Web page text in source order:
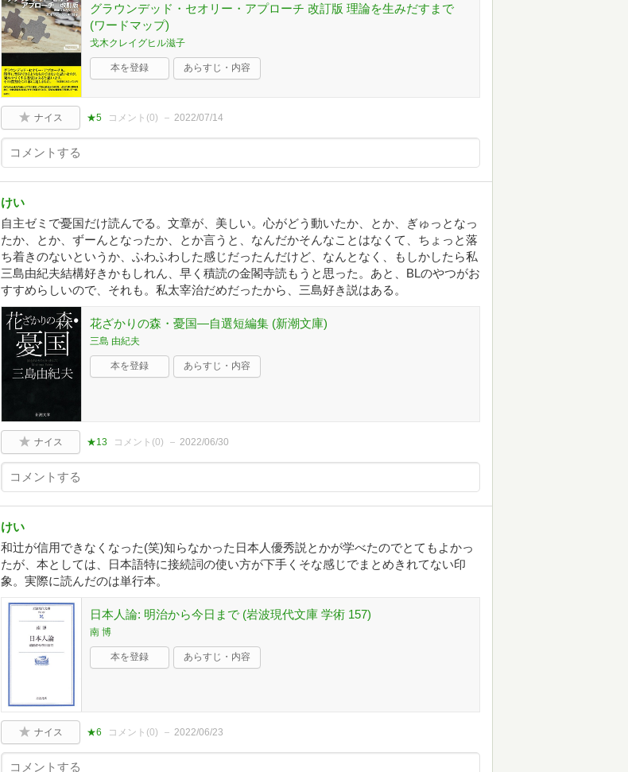
グラウンデッド・セオリー・アプローチ 改訂版 理論を生みだすまで
(ワードマップ)
戈木クレイグヒル滋子
本を登録 あらすじ・内容
ナイス ★5 コメント(0) 2022/07/14
けい
自主ゼミで憂国だけ読んでる。文章が、美しい。心がどう動いたか、とか、ぎゅっとなっ
たか、とか、ずーんとなったか、とか言うと、なんだかそんなことはなくて、ちょっと落
ち着きのないというか、ふわふわした感じだったんだけど、なんとなく、もしかしたら私
三島由紀夫結構好きかもしれん、早く積読の金閣寺読もうと思った。あと、BLのやつがお
すすめらしいので、それも。私太宰治だめだったから、三島好き説はある。
花ざかりの森・憂国―自選短編集 (新潮文庫)
三島 由紀夫
本を登録 あらすじ・内容
ナイス ★13 コメント(0) 2022/06/30
けい
和辻が信用できなくなった(笑)知らなかった日本人優秀説とかが学べたのでとてもよかっ
たが、本としては、日本語特に接続詞の使い方が下手くそな感じでまとめきれてない印
象。実際に読んだのは単行本。
日本人論: 明治から今日まで (岩波現代文庫 学術 157)
南 博
本を登録 あらすじ・内容
ナイス ★6 コメント(0) 2022/06/23